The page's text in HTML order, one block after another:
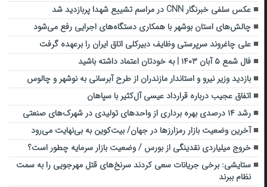
عکس سلفی خبرنگار CNN در مراسم تشییع شهدا پربازدید شد
چالش‌های استان بوشهر با همکاری دستگاه‌های اجرایی رفع می‌شود
علی چاغروند سرپرستی وظایف دبیرکلی اتاق ایران را برعهده گرفت
فال شمع ۵ آبان ۱۴۰۳ | به خودتان اعتماد داشته باشید
بازدید وزیر نیرو و استاندار مازندران از طرح آبرسانی به نوشهر و چالوس
اتفاق عجیب درباره قرارداد عیسی آل‌کثیر با سپاهان
رشد ۱۴ درصدی بهره برداری از واحدهای تولیدی در شهرک‌های صنعتی
آخرین وضعیت بازار رمزارزها در جهان/ بیت‌کوین به بی‌نهایت می‌رود
خروج میلیاردی نقدینگی از بورس / وضعیت بازار سرمایه چطور است؟
ستایشی: برخی جریانات سعی کردند سرنخ‌های قتل مهرجویی را به سمت
نظام ببرند